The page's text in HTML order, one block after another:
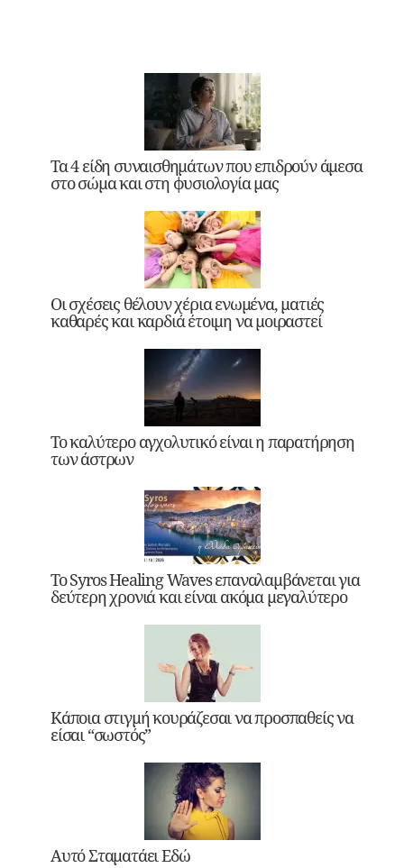
Τα 4 είδη συναισθημάτων που επιδρούν άμεσα
στο σώμα και στη φυσιολογία μας
Οι σχέσεις θέλουν χέρια ενωμένα, ματιές
καθαρές και καρδιά έτοιμη να μοιραστεί
Το καλύτερο αγχολυτικό είναι η παρατήρηση
των άστρων
Το Syros Healing Waves επαναλαμβάνεται για
δεύτερη χρονιά και είναι ακόμα μεγαλύτερο
Κάποια στιγμή κουράζεσαι να προσπαθείς να
είσαι “σωστός”
Αυτό Σταματάει Εδώ